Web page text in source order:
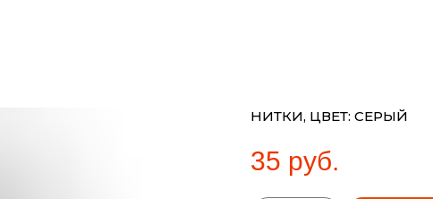
НИТКИ, ЦВЕТ: СЕРЫЙ
35 руб.